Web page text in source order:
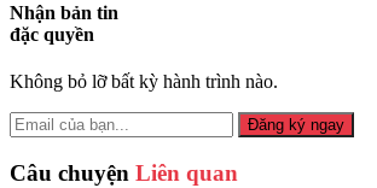
Nhận bản tin
đặc quyền
Không bỏ lỡ bất kỳ hành trình nào.
Đăng ký ngay
Câu chuyện Liên quan